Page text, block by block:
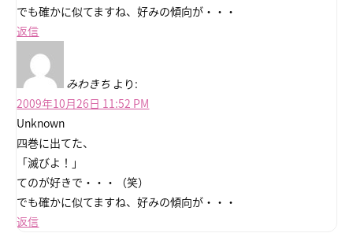
でも確かに似てますね、好みの傾向が・・・
返信
みわきち より:
2009年10月26日 11:52 PM
Unknown
四巻に出てた、
「滅びよ！」
てのが好きで・・・（笑）
でも確かに似てますね、好みの傾向が・・・
返信